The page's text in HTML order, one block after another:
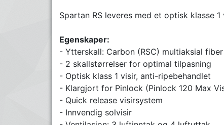
Spartan RS leveres med et optisk klasse
Egenskaper:
- Ytterskall: Carbon (RSC) multiaksial fiber
- 2 skallstørrelser for optimal tilpasning
- Optisk klass 1 visir, anti-ripebehandlet
- Klargjort for Pinlock (Pinlock 120 Max
- Quick release visirsystem
- Innvendig solvisir